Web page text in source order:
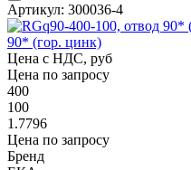
Артикул: 300036-4
90* (гор. цинк)
Цена с НДС, руб
Цена по запросу
400
100
1.7796
Цена по запросу
Бренд